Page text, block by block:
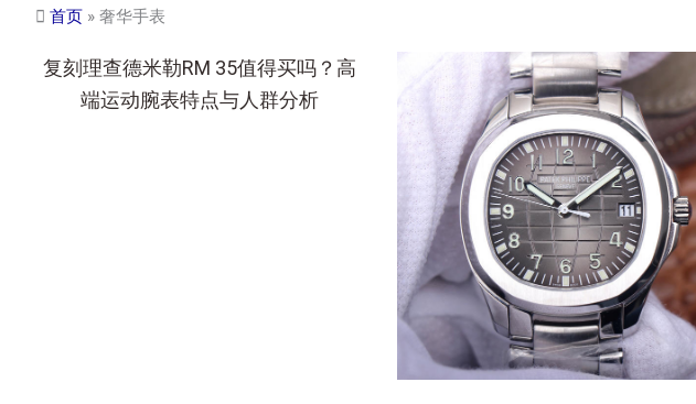
首页 » 奢华手表
复刻理查德米勒RM 35值得买吗？高
端运动腕表特点与人群分析